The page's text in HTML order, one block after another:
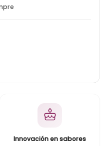
Innovación en sabores